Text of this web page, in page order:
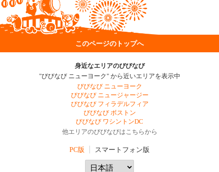
このページのトップへ
身近なエリアのびびなび
"びびなび ニューヨーク" から近いエリアを表示中
びびなび ニューヨーク
びびなび ニュージャージー
びびなび フィラデルフィア
びびなび ボストン
びびなび ワシントンDC
他エリアのびびなびはこちらから
PC版 スマートフォン版